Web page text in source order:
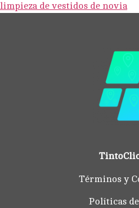
limpieza de vestidos de novia
Términos y
Políticas